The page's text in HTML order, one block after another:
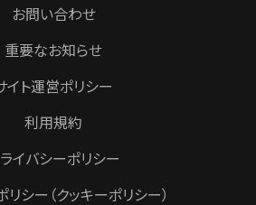
お問い合わせ
重要なお知らせ
イト運営ポリシー
利用規約
イバシーポリシー
シー（クッキーポリシー）